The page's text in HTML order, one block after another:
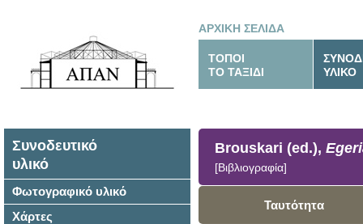
ΑΡΧΙΚΗ ΣΕΛΙΔΑ
ΤΟΠΟΙ
ΤΟ ΤΑΞΙΔΙ
ΥΛΙΚΟ
Συνοδευτικό
υλικό
Φωτογραφικό υλικό
Χάρτες
Brouskari (ed.),
[Βιβλιογραφία]
Ταυτότητα